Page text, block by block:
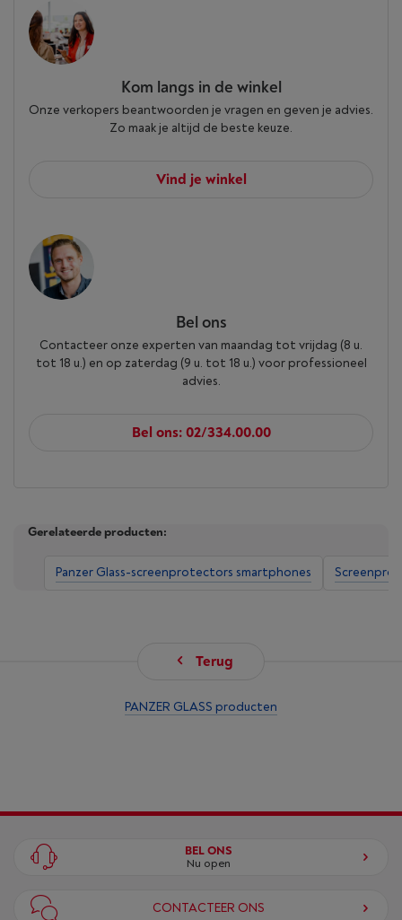
Kom langs in de winkel
Onze verkopers beantwoorden je vragen en geven je advies.
Zo maak je altijd de beste keuze.
Vind je winkel
Bel ons
Contacteer onze experten van maandag tot vrijdag (8 u.
tot 18 u.) en op zaterdag (9 u. tot 18 u.) voor professioneel
advies.
Bel ons: 02/334.00.00
Gerelateerde producten:
Panzer Glass-screenprotectors smartphones
Terug
PANZER GLASS producten
BEL ONS
Nu open
CONTACTEER ONS